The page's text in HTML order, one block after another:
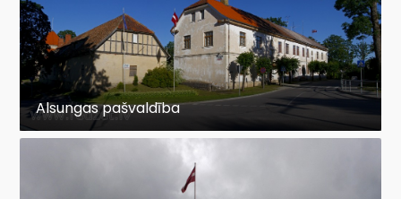
Alsungas pašvaldība